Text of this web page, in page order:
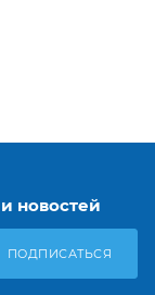
новостей
ПОДПИСАТЬСЯ